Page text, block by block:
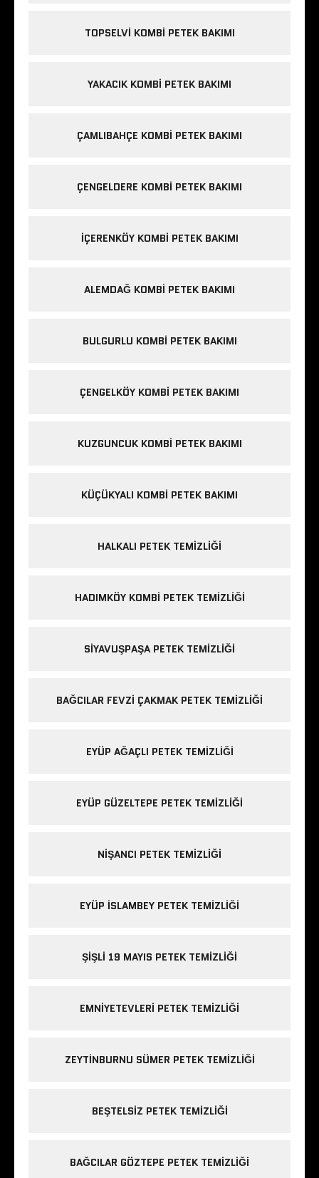
TOPSELVI KOMBI PETEK BAKIMI
YAKACIK KOMBI PETEK BAKIMI
ÇAMLIBAHÇE KOMBI PETEK BAKIMI
ÇENGELDERE KOMBI PETEK BAKIMI
IÇERENKÖY KOMBI PETEK BAKIMI
ALEMDAĞ KOMBI PETEK BAKIMI
BULGURLU KOMBI PETEK BAKIMI
ÇENGELKÖY KOMBI PETEK BAKIMI
KUZGUNCUK KOMBI PETEK BAKIMI
KÜÇÜKYALI KOMBI PETEK BAKIMI
HALKALI PETEK TEMIZLIĞI
HADIMKÖY KOMBI PETEK TEMIZLIĞI
SIYAVUŞPAŞA PETEK TEMIZLIĞI
BAĞCILAR FEVZI ÇAKMAK PETEK TEMIZLIĞI
EYÜP AĞAÇLI PETEK TEMIZLIĞI
EYÜP GÜZELTEPE PETEK TEMIZLIĞI
NIŞANCI PETEK TEMIZLIĞI
EYÜP ISLAMBEY PETEK TEMIZLIĞI
ŞIŞLI 19 MAYIS PETEK TEMIZLIĞI
EMNIYETEVLERI PETEK TEMIZLIĞI
ZEYTINBURNU SÜMER PETEK TEMIZLIĞI
BEŞTELSIZ PETEK TEMIZLIĞI
BAĞCILAR GÖZTEPE PETEK TEMIZLIĞI